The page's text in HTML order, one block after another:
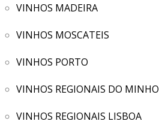
VINHOS MADEIRA
VINHOS MOSCATEIS
VINHOS PORTO
VINHOS REGIONAIS DO MINHO
VINHOS REGIONAIS LISBOA